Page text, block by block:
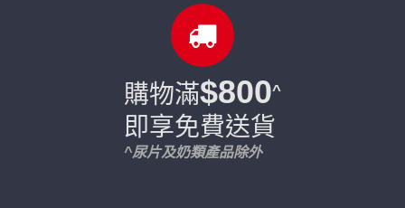
購物滿$800^
即享免費送貨
^尿片及奶類產品除外